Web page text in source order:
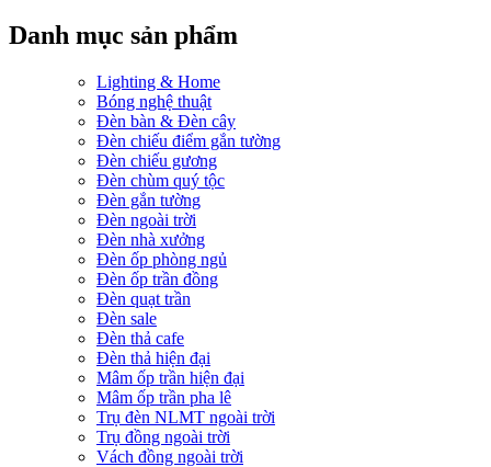
Danh mục sản phẩm
Lighting & Home
Bóng nghệ thuật
Đèn bàn & Đèn cây
Đèn chiếu điểm gắn tường
Đèn chiếu gương
Đèn chùm quý tộc
Đèn gắn tường
Đèn ngoài trời
Đèn nhà xưởng
Đèn ốp phòng ngủ
Đèn ốp trần đồng
Đèn quạt trần
Đèn sale
Đèn thả cafe
Đèn thả hiện đại
Mâm ốp trần hiện đại
Mâm ốp trần pha lê
Trụ đèn NLMT ngoài trời
Trụ đồng ngoài trời
Vách đồng ngoài trời